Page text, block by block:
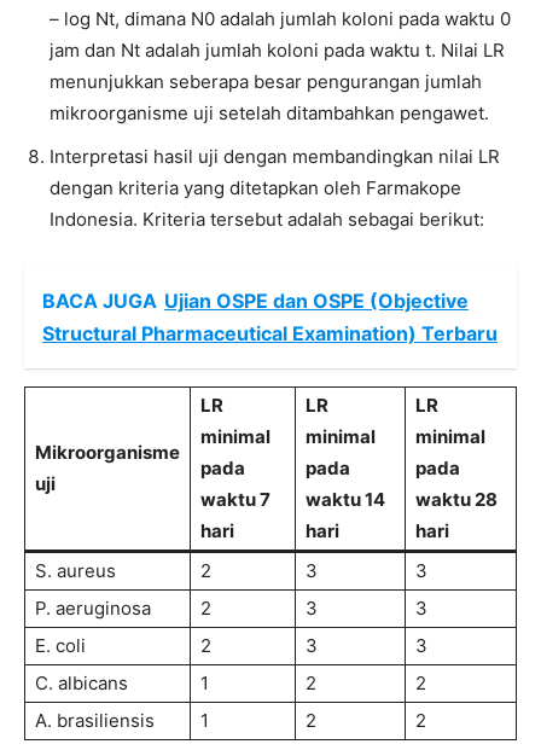
– log Nt, dimana N0 adalah jumlah koloni pada waktu 0
jam dan Nt adalah jumlah koloni pada waktu t. Nilai LR
menunjukkan seberapa besar pengurangan jumlah
mikroorganisme uji setelah ditambahkan pengawet.
Interpretasi hasil uji dengan membandingkan nilai LR
dengan kriteria yang ditetapkan oleh Farmakope
Indonesia. Kriteria tersebut adalah sebagai berikut:
BACA JUGA Ujian OSPE dan OSPE (Objective
Structural Pharmaceutical Examination) Terbaru
Mikroorganisme
uji
LR
minimal
pada
waktu 7
hari
LR
minimal
pada
waktu 14
hari
LR
minimal
pada
waktu 28
hari
S. aureus
2 3
3
P. aeruginosa
2 3
3
E. coli
2 3
3
C. albicans
1 2
2
A. brasiliensis
1 2 2